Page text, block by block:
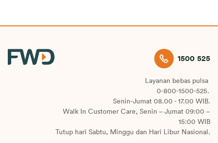
1500 525
Layanan bebas pulsa
0-800-1500-525.
Senin-Jumat 08.00 - 17.00 WIB.
Walk In Customer Care, Senin – Jumat 09:00 –
15:00 WIB
Tutup hari Sabtu, Minggu dan Hari Libur Nasional.